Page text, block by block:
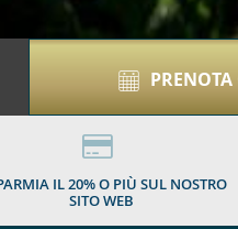
IL 20% O PIÙ SUL NOSTRO
SITO WEB